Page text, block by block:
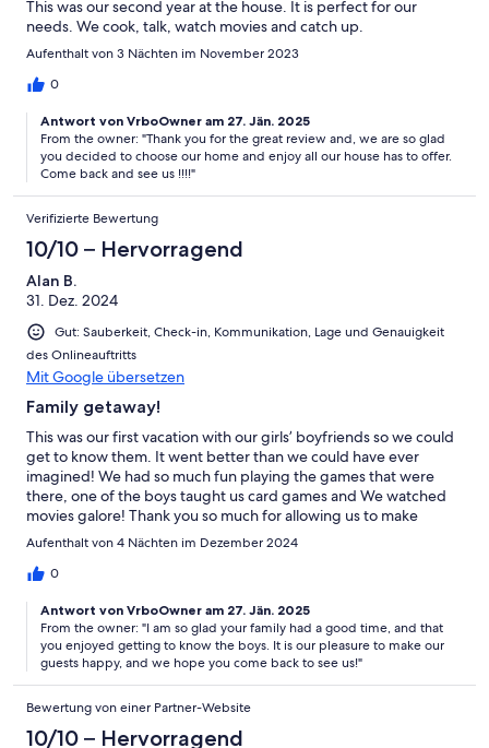
This was our second year at the house. It is perfect for our
needs. We cook, talk, watch movies and catch up.
Aufenthalt von 3 Nächten im November 2023
0
Antwort von VrboOwner am 27. Jän. 2025
From the owner: "Thank you for the great review and, we are so glad
you decided to choose our home and enjoy all our house has to offer.
Come back and see us !!!!"
Verifizierte Bewertung
10/10 – Hervorragend
Alan B.
31. Dez. 2024
Gut: Sauberkeit, Check-in, Kommunikation, Lage und Genauigkeit
des Onlineauftritts
Mit Google übersetzen
Family getaway!
This was our first vacation with our girls’ boyfriends so we could
get to know them. It went better than we could have ever
imagined! We had so much fun playing the games that were
there, one of the boys taught us card games and We watched
movies galore! Thank you so much for allowing us to make
memories in your beautiful mountain home!
Aufenthalt von 4 Nächten im Dezember 2024
0
Antwort von VrboOwner am 27. Jän. 2025
From the owner: "I am so glad your family had a good time, and that
you enjoyed getting to know the boys. It is our pleasure to make our
guests happy, and we hope you come back to see us!"
Bewertung von einer Partner-Website
10/10 – Hervorragend